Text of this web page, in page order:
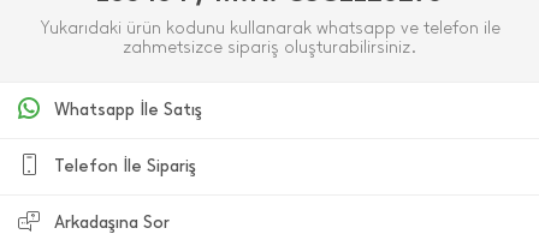
Yukarıdaki ürün kodunu kullanarak whatsapp ve telefon ile
zahmetsizce sipariş oluşturabilirsiniz.
Whatsapp İle Satış
Telefon İle Sipariş
Arkadaşına Sor